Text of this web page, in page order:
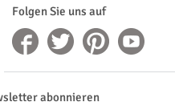
Folgen Sie uns auf
abonnieren